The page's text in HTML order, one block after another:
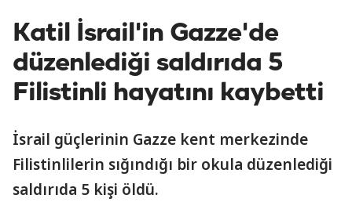
Katil İsrail'in Gazze'de
düzenlediği saldırıda 5
Filistinli hayatını kaybetti
İsrail güçlerinin Gazze kent merkezinde
Filistinlilerin sığındığı bir okula düzenlediği
saldırıda 5 kişi öldü.